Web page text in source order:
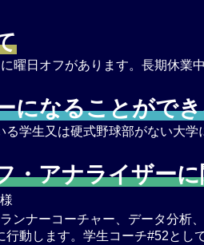
曜日オフがあります。長期休業
になることがで
る学生又は硬式野球部がない大
・アナライザー
ランナーコーチャー、データ分析
行動します。学生コーチ#52とし